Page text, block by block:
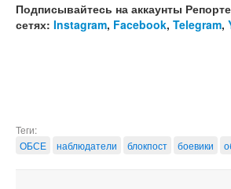
Подписывайтесь на аккаунты
сетях: Instagram, Facebook, Telegram,
Теги:
ОБСЕ
наблюдатели блокпост боевики